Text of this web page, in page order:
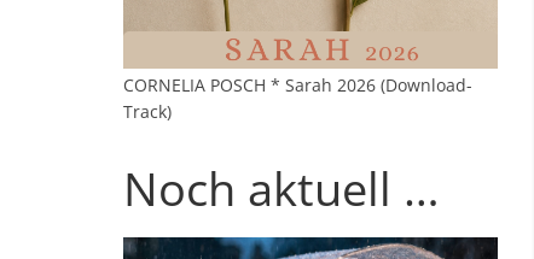
CORNELIA POSCH * Sarah 2026 (Download-
Track)
Noch aktuell …